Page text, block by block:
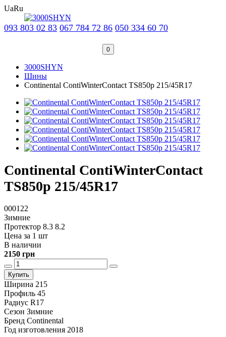
UaRu
093 803 02 83 067 784 72 86 050 334 60 70
0
3000SHYN
Шины
Continental ContiWinterContact TS850p 215/45R17
Continental ContiWinterContact
TS850p 215/45R17
000122
Зимние
Протектор 8.3 8.2
Цена за 1 шт
В наличии
2150 грн
Купить
Ширина 215
Профиль 45
Радиус R17
Сезон Зимние
Бренд Continental
Год изготовления 2018